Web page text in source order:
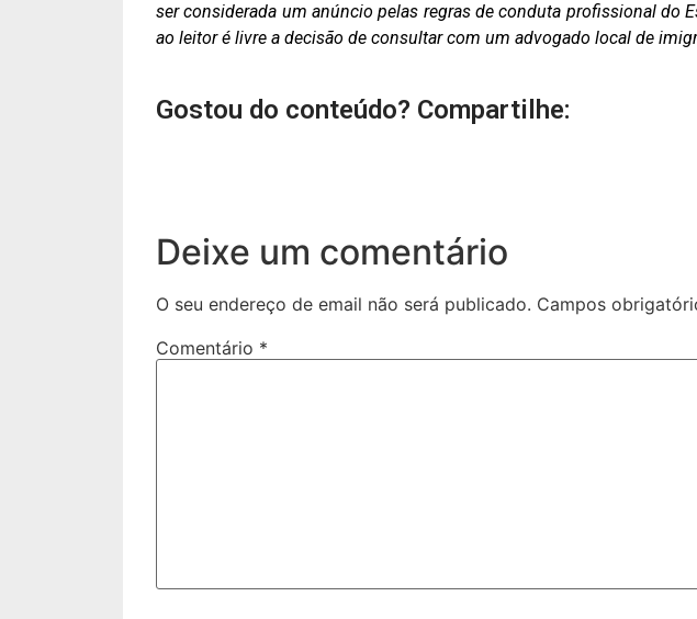
ser considerada um anúncio pelas regras de conduta profissional do
ao leitor é livre a decisão de consultar com um advogado local de
Gostou do conteúdo? Compartilhe:
Deixe um comentário
O seu endereço de email não será publicado. Campos
Comentário *